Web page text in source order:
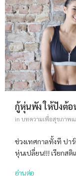
กู้หุ่นพัง ให้ปังต้อ
in บทความเพื่อสุขภาพแ
ช่วงเทศกาลทั้งที ปา
หุ่นเปลี่ยน!!! เรียกสติ
อ่านต่อ